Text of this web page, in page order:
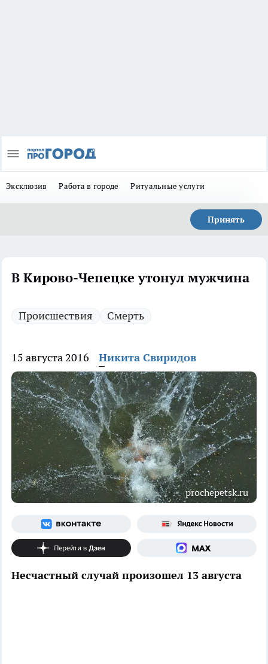
Эксклюзив Работа в городе Ритуальные услуги
Принять
В Кирово-Чепецке утонул мужчина
Происшествия Смерть
15 августа 2016 Никита Свиридов
prochepetsk.ru
Несчастный случай произошел 13 августа